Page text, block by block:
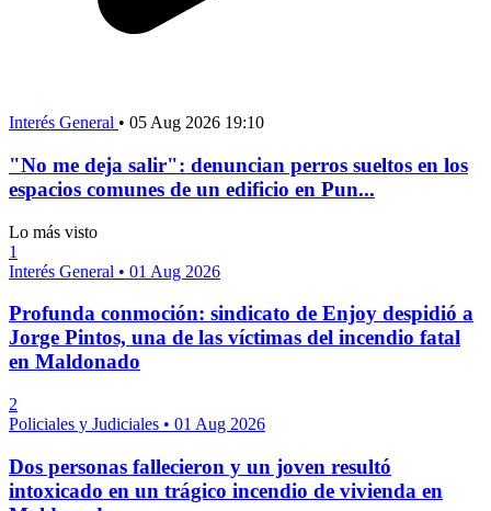
Interés General • 05 Aug 2026 19:10
"No me deja salir": denuncian perros sueltos en los
espacios comunes de un edificio en Pun...
Lo más visto
1
Interés General • 01 Aug 2026
Profunda conmoción: sindicato de Enjoy despidió a
Jorge Pintos, una de las víctimas del incendio fatal
en Maldonado
2
Policiales y Judiciales • 01 Aug 2026
Dos personas fallecieron y un joven resultó
intoxicado en un trágico incendio de vivienda en